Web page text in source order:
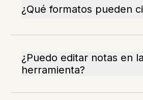
¿Qué formatos pueden
¿Puedo editar notas en la
herramienta?